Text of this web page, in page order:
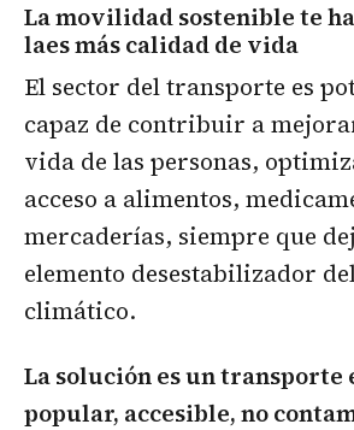
La movilidad sostenible te
laes más calidad de vida
El sector del transporte es
capaz de contribuir a
vida de las personas,
acceso a alimentos,
mercaderías, siempre que
elemento desestabilizador
climático.
La solución es un transporte
popular, accesible, no